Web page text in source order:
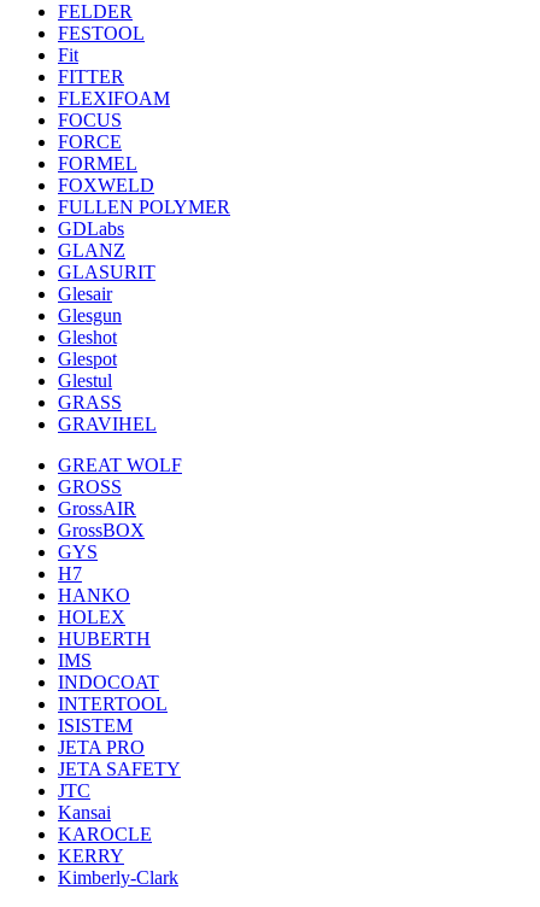
FELDER
FESTOOL
Fit
FITTER
FLEXIFOAM
FOCUS
FORCE
FORMEL
FOXWELD
FULLEN POLYMER
GDLabs
GLANZ
GLASURIT
Glesair
Glesgun
Gleshot
Glespot
Glestul
GRASS
GRAVIHEL
GREAT WOLF
GROSS
GrossAIR
GrossBOX
GYS
H7
HANKO
HOLEX
HUBERTH
IMS
INDOCOAT
INTERTOOL
ISISTEM
JETA PRO
JETA SAFETY
JTC
Kansai
KAROCLE
KERRY
Kimberly-Clark